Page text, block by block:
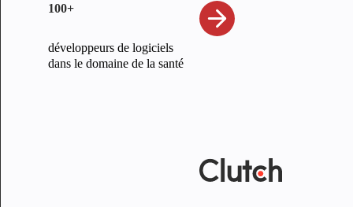
100+
développeurs de logiciels
dans le domaine de la santé